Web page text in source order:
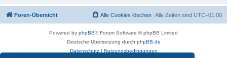
Foren-Übersicht Alle Zeiten sind UTC+01:00
Alle Cookies löschen
Powered by phpBB® Forum Software © phpBB Limited
Deutsche Übersetzung durch phpBB.de
Datenschutz| Nutzungsbedingungen